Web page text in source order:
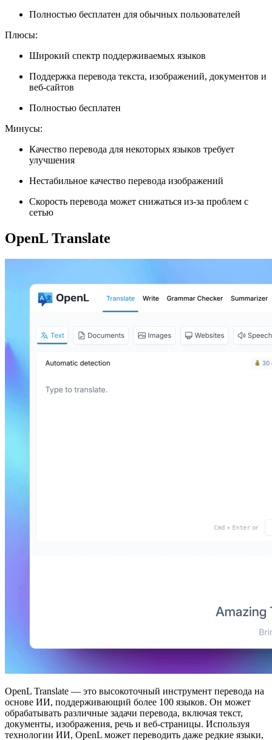
Полностью бесплатен для обычных пользователей
Плюсы:
Широкий спектр поддерживаемых языков
Поддержка перевода текста, изображений, документов и
веб-сайтов
Полностью бесплатен
Минусы:
Качество перевода для некоторых языков требует
улучшения
Нестабильное качество перевода изображений
Скорость перевода может снижаться из-за проблем с
сетью
OpenL Translate
OpenL Translate — это высокоточный инструмент перевода на
основе ИИ, поддерживающий более 100 языков. Он может
обрабатывать различные задачи перевода, включая текст,
документы, изображения, речь и веб-страницы. Используя
технологии ИИ, OpenL может переводить даже редкие языки,